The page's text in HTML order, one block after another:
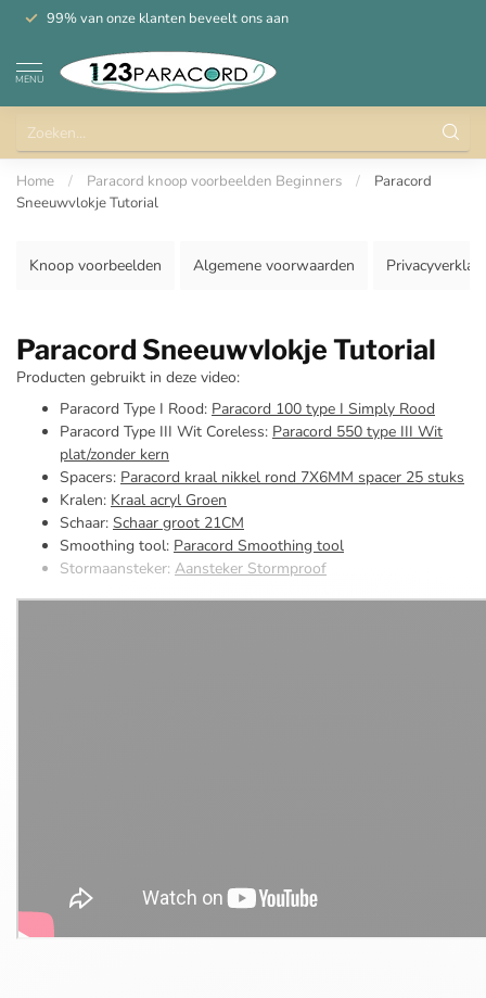
99% van onze klanten beveelt ons aan
MENU
Home / Paracord knoop voorbeelden Beginners /
Paracord
Sneeuwvlokje Tutorial
Knoop voorbeelden Algemene voorwaarden
Paracord Sneeuwvlokje Tutorial
Producten gebruikt in deze video:
Paracord Type I Rood: Paracord 100 type I Simply Rood
Paracord Type III Wit Coreless: Paracord 550 type III Wit
plat/zonder kern
Spacers: Paracord kraal nikkel rond 7X6MM spacer 25 stuks
Kralen: Kraal acryl Groen
Schaar: Schaar groot 21CM
Smoothing tool: Paracord Smoothing tool
Stormaansteker: Aansteker Stormproof